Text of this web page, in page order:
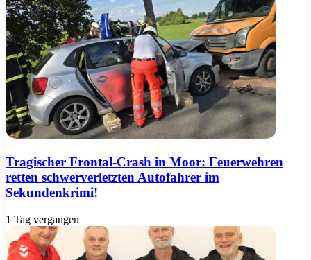
Tragischer Frontal-Crash in Moor: Feuerwehren
retten schwerverletzten Autofahrer im
Sekundenkrimi!
1 Tag vergangen